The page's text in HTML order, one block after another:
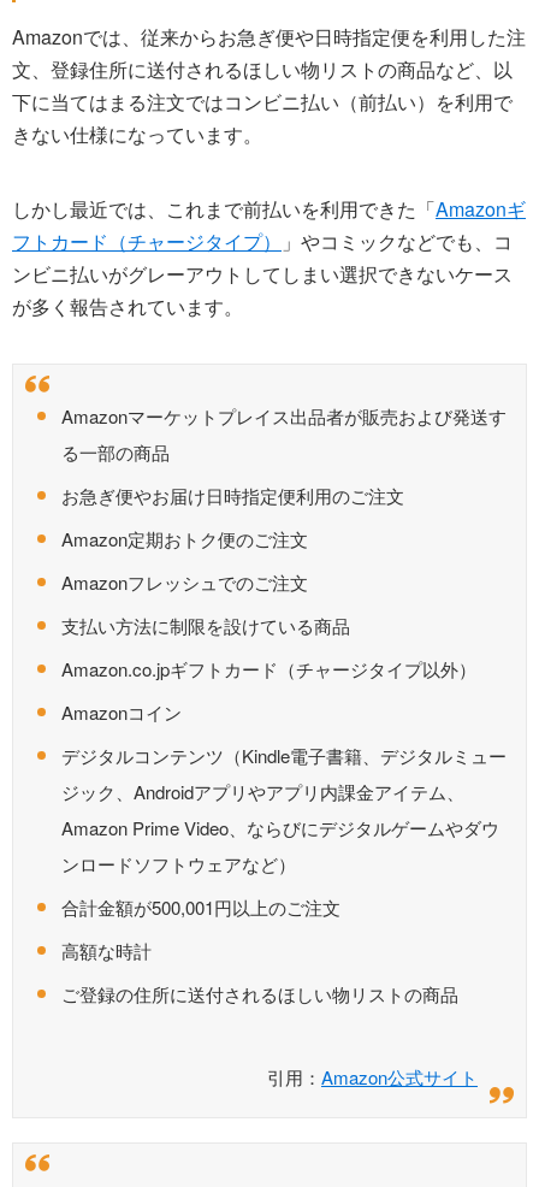
Amazonでは、従来からお急ぎ便や日時指定便を利用した注
文、登録住所に送付されるほしい物リストの商品など、以
下に当てはまる注文ではコンビニ払い（前払い）を利用で
きない仕様になっています。
しかし最近では、これまで前払いを利用できた「Amazonギ
フトカード（チャージタイプ）
」やコミックなどでも、コ
ンビニ払いがグレーアウトしてしまい選択できないケース
が多く報告されています。
Amazonマーケットプレイス出品者が販売および発送す
る一部の商品
お急ぎ便やお届け日時指定便利用のご注文
Amazon定期おトク便のご注文
Amazonフレッシュでのご注文
支払い方法に制限を設けている商品
Amazon.co.jpギフトカード（チャージタイプ以外）
Amazonコイン
デジタルコンテンツ（Kindle電子書籍、デジタルミュー
ジック、Androidアプリやアプリ内課金アイテム、
Amazon Prime Video、ならびにデジタルゲームやダウ
ンロードソフトウェアなど）
合計金額が500,001円以上のご注文
高額な時計
ご登録の住所に送付されるほしい物リストの商品
引用： Amazon公式サイト